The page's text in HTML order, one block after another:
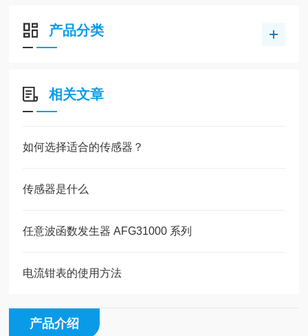
产品分类
相关文章
如何选择适合的传感器？
传感器是什么
任意波函数发生器 AFG31000 系列
电流钳表的使用方法
产品介绍